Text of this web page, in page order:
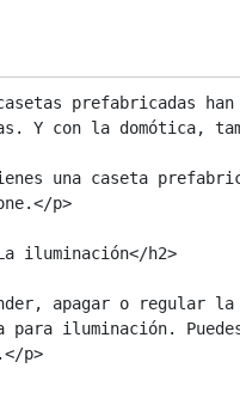
prefabricadas
Y con la domótica,
una caseta
p>
iluminación</h2>
apagar o regular
para iluminación.
p>